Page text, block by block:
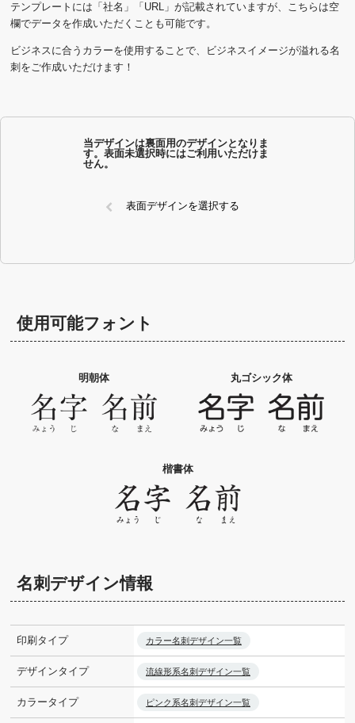
テンプレートには「社名」「URL」が記載されていますが、こちらは空
欄でデータを作成いただくことも可能です。
ビジネスに合うカラーを使用することで、ビジネスイメージが溢れる名
刺をご作成いただけます！
当デザインは裏面用のデザインとなりま
す。表面未選択時にはご利用いただけま
せん。
表面デザインを選択する
使用可能フォント
明朝体 丸ゴシック体
楷書体
名刺デザイン情報
印刷タイプ カラー名刺デザイン一覧
デザインタイプ 流線形系名刺デザイン一覧
カラータイプ ピンク系名刺デザイン一覧